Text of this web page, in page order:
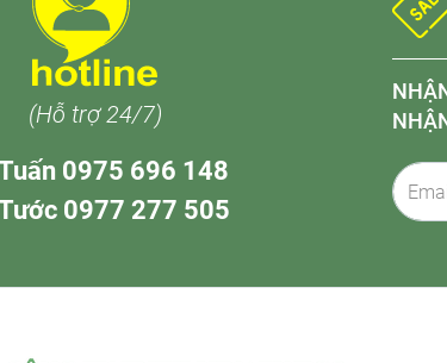
(Hỗ trợ 24/7)
0975 696 148
0977 277 505